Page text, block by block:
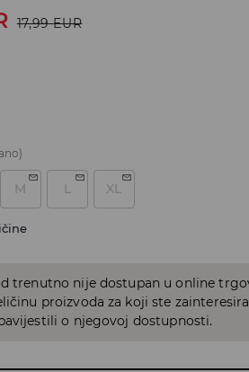
17,99 EUR
M L XL
trenutno nije dostupan u online
proizvoda za koji ste
o njegovoj dostupnosti.